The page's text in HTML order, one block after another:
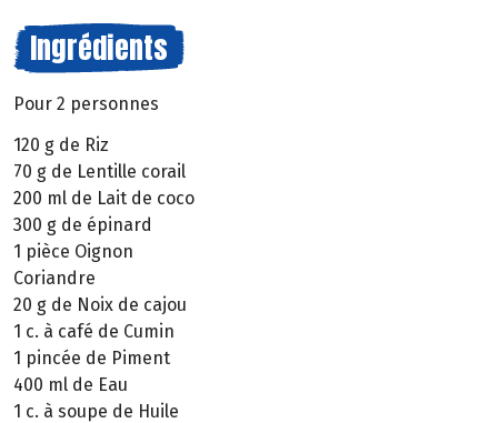
Ingrédients
Pour 2 personnes
120 g de Riz
70 g de Lentille corail
200 ml de Lait de coco
300 g de épinard
1 pièce Oignon
Coriandre
20 g de Noix de cajou
1 c. à café de Cumin
1 pincée de Piment
400 ml de Eau
1 c. à soupe de Huile